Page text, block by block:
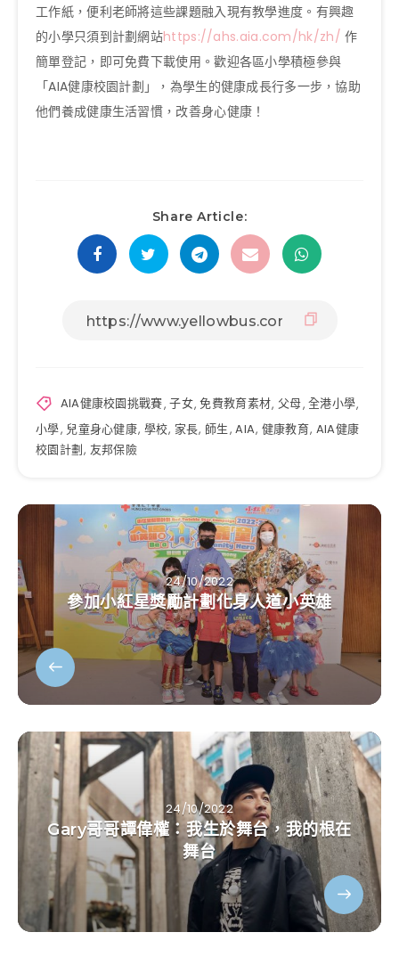
工作紙，便利老師將這些課題融入現有教學進度。有興趣
的小學只須到計劃網站https://ahs.aia.com/hk/zh/ 作
簡單登記，即可免費下載使用。歡迎各區小學積極參與
「AIA健康校園計劃」，為學生的健康成長行多一步，協助
他們養成健康生活習慣，改善身心健康！
Share Article:
AIA健康校園挑戰賽,子女,免費教育素材, 父母,全港小學,
小學, 兒童身心健康, 學校, 家長, 師生,AIA, 健康教育, AIA健康
校園計劃, 友邦保險
24/10/2022
參加小紅星獎勵計劃化身人道小英雄
24/10/2022
Gary哥哥譚偉權：我生於舞台，我的根在
舞台